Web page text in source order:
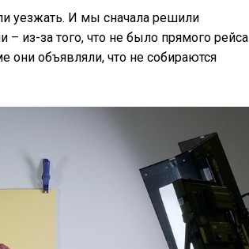
уезжать. И мы сначала решили
– из-за того, что не было прямого рейса
они объявляли, что не собираются